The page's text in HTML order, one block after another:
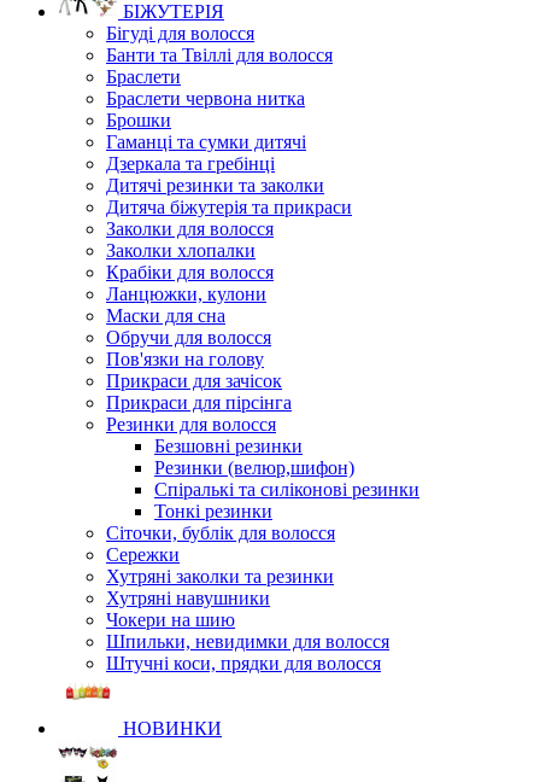
БІЖУТЕРІЯ
Бігуді для волосся
Банти та Твіллі для волосся
Браслети
Браслети червона нитка
Брошки
Гаманці та сумки дитячі
Дзеркала та гребінці
Дитячі резинки та заколки
Дитяча біжутерія та прикраси
Заколки для волосся
Заколки хлопалки
Крабіки для волосся
Ланцюжки, кулони
Маски для сна
Обручи для волосся
Пов'язки на голову
Прикраси для зачісок
Прикраси для пірсінга
Резинки для волосся
Безшовні резинки
Резинки (велюр,шифон)
Спіралькі та силіконові резинки
Тонкі резинки
Сіточки, бублік для волосся
Сережки
Хутряні заколки та резинки
Хутряні навушники
Чокери на шию
Шпильки, невидимки для волосся
Штучні коси, прядки для волосся
НОВИНКИ